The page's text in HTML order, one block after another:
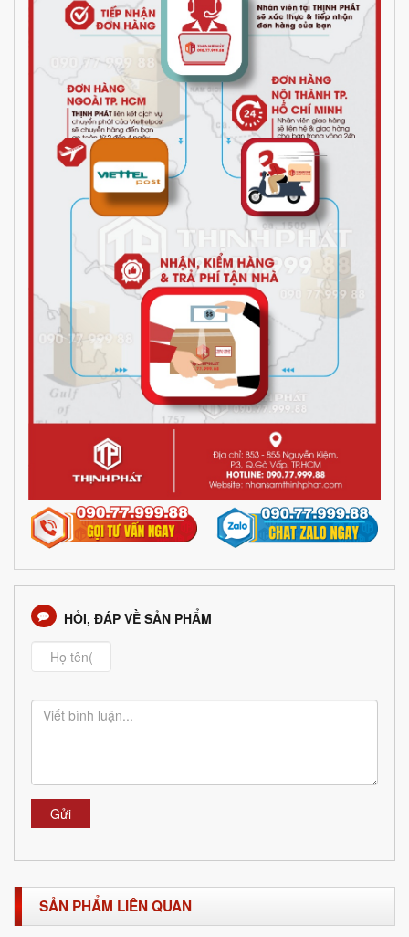
HỎI, ĐÁP VỀ SẢN PHẨM
Gửi
SẢN PHẨM LIÊN QUAN